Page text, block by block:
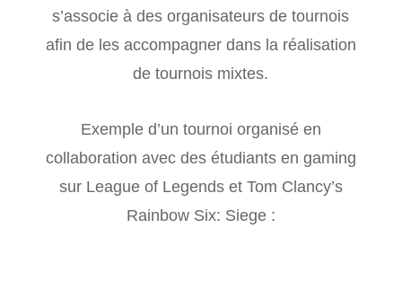
s’associe à des organisateurs de tournois
afin de les accompagner dans la réalisation
de tournois mixtes.
Exemple d’un tournoi organisé en
collaboration avec des étudiants en gaming
sur League of Legends et Tom Clancy’s
Rainbow Six: Siege :